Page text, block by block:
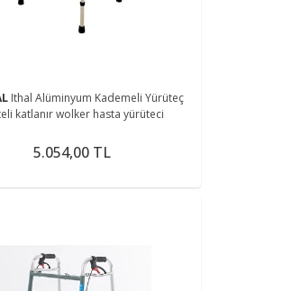
Ithal Alüminyum Kademeli Yürüteç
katlanır wolker hasta yürüteci
5.054,00 TL